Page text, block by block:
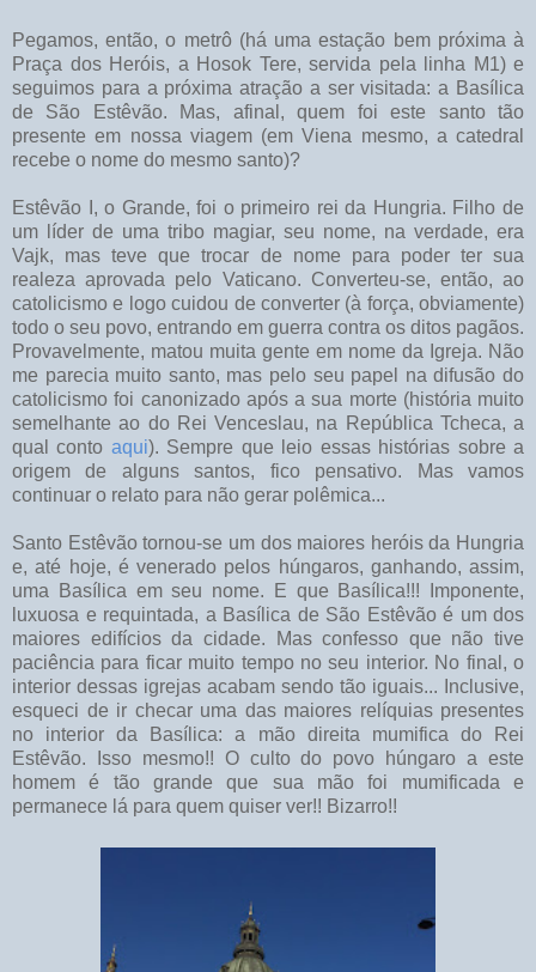
Pegamos, então, o metrô (há uma estação bem próxima à
Praça dos Heróis, a Hosok Tere, servida pela linha M1) e
seguimos para a próxima atração a ser visitada: a Basílica
de São Estêvão. Mas, afinal, quem foi este santo tão
presente em nossa viagem (em Viena mesmo, a catedral
recebe o nome do mesmo santo)?
Estêvão I, o Grande, foi o primeiro rei da Hungria. Filho de
um líder de uma tribo magiar, seu nome, na verdade, era
Vajk, mas teve que trocar de nome para poder ter sua
realeza aprovada pelo Vaticano. Converteu-se, então, ao
catolicismo e logo cuidou de converter (à força, obviamente)
todo o seu povo, entrando em guerra contra os ditos pagãos.
Provavelmente, matou muita gente em nome da Igreja. Não
me parecia muito santo, mas pelo seu papel na difusão do
catolicismo foi canonizado após a sua morte (história muito
semelhante ao do Rei Venceslau, na República Tcheca, a
qual conto aqui). Sempre que leio essas histórias sobre a
origem de alguns santos, fico pensativo. Mas vamos
continuar o relato para não gerar polêmica...
Santo Estêvão tornou-se um dos maiores heróis da Hungria
e, até hoje, é venerado pelos húngaros, ganhando, assim,
uma Basílica em seu nome. E que Basílica!!! Imponente,
luxuosa e requintada, a Basílica de São Estêvão é um dos
maiores edifícios da cidade. Mas confesso que não tive
paciência para ficar muito tempo no seu interior. No final, o
interior dessas igrejas acabam sendo tão iguais... Inclusive,
esqueci de ir checar uma das maiores relíquias presentes
no interior da Basílica: a mão direita mumifica do Rei
Estêvão. Isso mesmo!! O culto do povo húngaro a este
homem é tão grande que sua mão foi mumificada e
permanece lá para quem quiser ver!! Bizarro!!